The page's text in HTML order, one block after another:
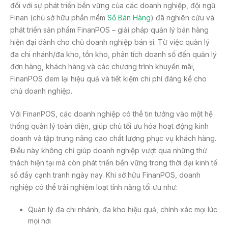
đối với sự phát triển bền vững của các doanh nghiệp, đội ngũ
Finan (chủ sở hữu phần mềm Sổ Bán Hàng) đã nghiên cứu và
phát triển sản phẩm FinanPOS – giải pháp quản lý bán hàng
hiện đại dành cho chủ doanh nghiệp bán sỉ. Từ việc quản lý
đa chi nhánh/đa kho, tồn kho, phân tích doanh số đến quản lý
đơn hàng, khách hàng và các chương trình khuyến mãi,
FinanPOS đem lại hiệu quả và tiết kiệm chi phí đáng kể cho
chủ doanh nghiệp.
Với FinanPOS, các doanh nghiệp có thể tin tưởng vào một hệ
thống quản lý toàn diện, giúp chủ tối ưu hóa hoạt động kinh
doanh và tập trung nâng cao chất lượng phục vụ khách hàng.
Điều này không chỉ giúp doanh nghiệp vượt qua những thử
thách hiện tại mà còn phát triển bền vững trong thời đại kinh tế
số đầy cạnh tranh ngày nay. Khi sở hữu FinanPOS, doanh
nghiệp có thể trải nghiệm loạt tính năng tối ưu như:
Quản lý đa chi nhánh, đa kho hiệu quả, chính xác mọi lúc
mọi nơi